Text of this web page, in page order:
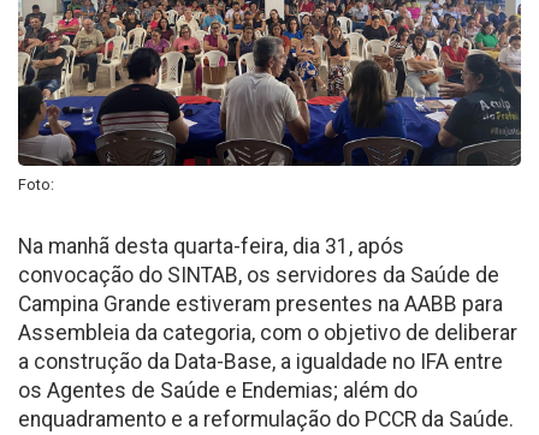
Foto:
Na manhã desta quarta-feira, dia 31, após
convocação do SINTAB, os servidores da Saúde de
Campina Grande estiveram presentes na AABB para
Assembleia da categoria, com o objetivo de deliberar
a construção da Data-Base, a igualdade no IFA entre
os Agentes de Saúde e Endemias; além do
enquadramento e a reformulação do PCCR da Saúde.